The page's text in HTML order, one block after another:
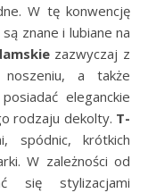
W tę konwencję
znane i lubiane na
zazwyczaj z
a także
eleganckie
rodzaju dekolty. T-
spódnic, krótkich
W zależności od
się stylizacjami